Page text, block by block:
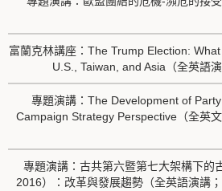
富蘭克林講座：The Trump Election:
U.S., Taiwan, and Asia（全英語
專題演講：The Development of
Campaign Strategy Perspective（全英
專題演講：古共第六暨第七大架構下的
2016）：改革與發展趨勢（全英語演講